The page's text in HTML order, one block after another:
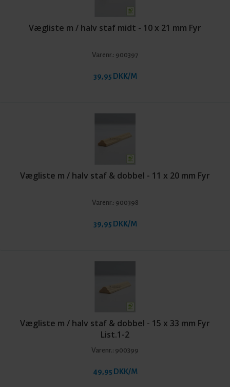
Vægliste m / halv staf midt - 10 x 21 mm Fyr
Varenr.: 900397
39,95 DKK/M
Vægliste m / halv staf & dobbel - 11 x 20 mm Fyr
Varenr.: 900398
39,95 DKK/M
Vægliste m / halv staf & dobbel - 15 x 33 mm Fyr
List.1-2
Varenr.: 900399
49,95 DKK/M